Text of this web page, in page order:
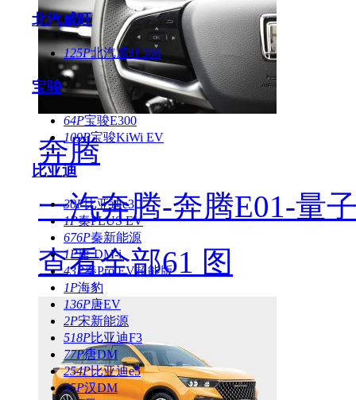
北汽威旺
125P北汽威旺306
宝骏
64P宝骏E300
109P宝骏KiWi EV
比亚迪
30P比亚迪e3
1P秦PLUS EV
676P秦新能源
1P唐 DM-i
43P秦Pro EV超能版
1P海豹
136P唐EV
2P宋新能源
518P比亚迪F3
77P唐DM
254P比亚迪e5
35P汉DM
奔腾
一汽奔腾-奔腾E01-量
查看全部61 图